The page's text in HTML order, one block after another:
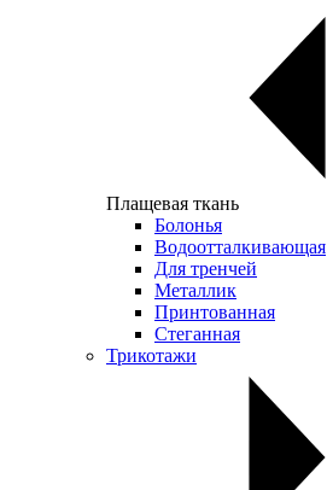
Плащевая ткань
Болонья
Водоотталкивающая
Для тренчей
Металлик
Принтованная
Стеганная
Трикотажи